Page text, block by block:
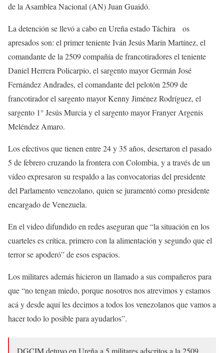
de la Asamblea Nacional (AN) Juan Guaidó.
La detención se llevó a cabo en Ureña estado Táchira os
apresados son: el primer teniente Iván Jesús Marín Martínez, el
comandante de la 2509 compañía de francotiradores el teniente
Daniel Herrera Policarpio, el sargento mayor Germán José
Fernández Andrades, el comandante del pelotón 2509 de
francotirador el sargento mayor Kenny Jiménez Rodríguez, el
sargento 1° Jesús Murcia y el sargento mayor Franyer Argenis
Meléndez Amaro.
Los efectivos que tienen entre 24 y 35 años, desertaron el pasado
5 de febrero cruzando la frontera con Colombia, y a través de un
vídeo expresaron su respaldo a las convocatorias del presidente
del Parlamento venezolano, quien se juramentó como presidente
encargado de Venezuela.
En el video difundido en redes aseguran que “la situación en los
cuarteles es crítica, primero con la alimentación y segundo que el
terror se apoderó” de esos espacios.
Los militares además hicieron un llamado a sus compañeros para
que “no tengan miedo, porque nosotros nos atrevimos y estamos
acá y desde aquí les decimos a todos los venezolanos que vamos a
hacer todo lo posible para ayudarlos”.
DGCIM detuvo en Ureña a 5 militares adscritos a la 2509